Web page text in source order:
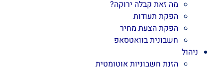
מה זאת קבלה ירוקה?
הפקת תעודות
הפקת הצעת מחיר
חשבונית בוואטסאפ
ניהול
הזנת חשבוניות אוטומטית